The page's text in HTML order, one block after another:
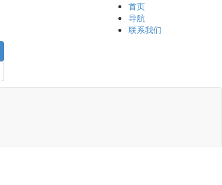
首页
导航
联系我们